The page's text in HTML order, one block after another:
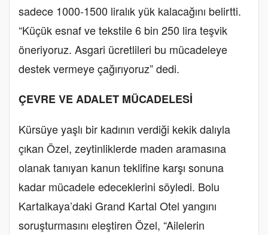
sadece 1000-1500 liralık yük kalacağını belirtti.
“Küçük esnaf ve tekstile 6 bin 250 lira teşvik
öneriyoruz. Asgari ücretlileri bu mücadeleye
destek vermeye çağırıyoruz” dedi.
ÇEVRE VE ADALET MÜCADELESİ
Kürsüye yaşlı bir kadının verdiği kekik dalıyla
çıkan Özel, zeytinliklerde maden aramasına
olanak tanıyan kanun teklifine karşı sonuna
kadar mücadele edeceklerini söyledi. Bolu
Kartalkaya’daki Grand Kartal Otel yangını
soruşturmasını eleştiren Özel, “Ailelerin